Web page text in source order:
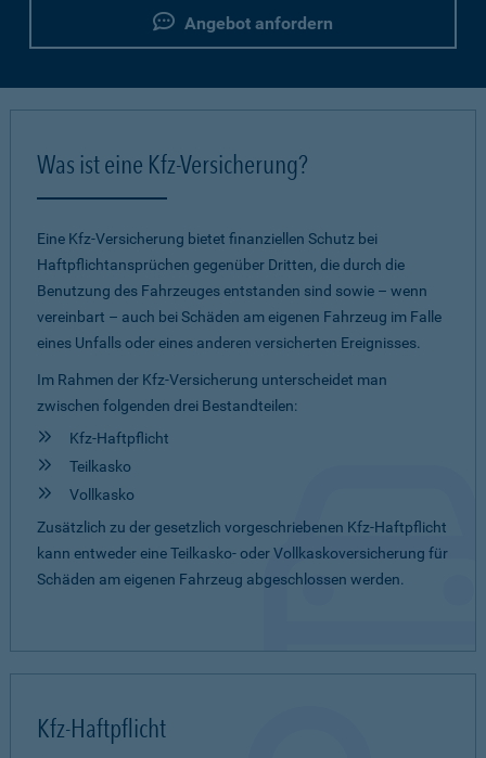
Angebot anfordern
Was ist eine Kfz-Versicherung?
Eine Kfz-Versicherung bietet finanziellen Schutz bei
Haftpflichtansprüchen gegenüber Dritten, die durch die
Benutzung des Fahrzeuges entstanden sind sowie – wenn
vereinbart – auch bei Schäden am eigenen Fahrzeug im Falle
eines Unfalls oder eines anderen versicherten Ereignisses.
Im Rahmen der Kfz-Versicherung unterscheidet man
zwischen folgenden drei Bestandteilen:
Kfz-Haftpflicht
Teilkasko
Vollkasko
Zusätzlich zu der gesetzlich vorgeschriebenen Kfz-Haftpflicht
kann entweder eine Teilkasko- oder Vollkaskoversicherung für
Schäden am eigenen Fahrzeug abgeschlossen werden.
Kfz-Haftpflicht